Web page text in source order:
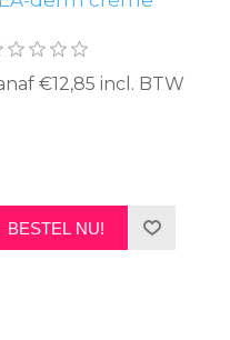
€12,85 incl. BTW
BESTEL NU!